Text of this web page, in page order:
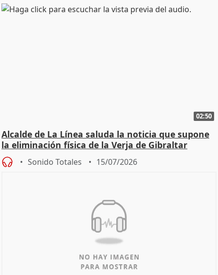
02:50
Alcalde de La Línea saluda la noticia que supone
la eliminación física de la Verja de Gibraltar
Sonido Totales 15/07/2026